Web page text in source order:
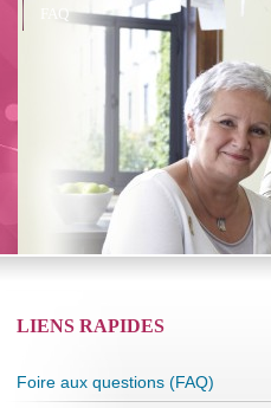
FAQ
LIENS RAPIDES
Foire aux questions (FAQ)